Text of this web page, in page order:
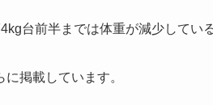
台前半までは体重が減少してい
掲載しています。